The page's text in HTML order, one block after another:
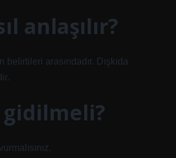
anlaşılır?
belirtileri arasındadır. Dışkıda